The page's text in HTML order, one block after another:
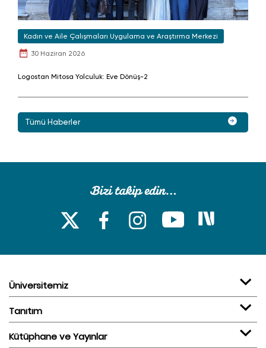
Kadın ve Aile Çalışmaları Uygulama ve Araştırma Merkezi
30 Haziran 2026
Logostan Mitosa Yolculuk: Eve Dönüş-2
Tümü Haberler
Üniversitemiz
Tanıtım
Kütüphane ve Yayınlar